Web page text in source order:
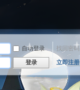
自动登录 找回密码
登录 立即注册